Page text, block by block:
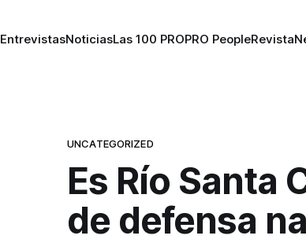
EntrevistasNoticiasLas 100 PROPRO PeopleRevista
UNCATEGORIZED
Es Río Santa
de defensa